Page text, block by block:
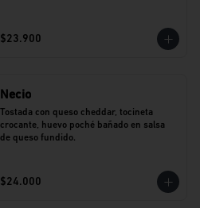
$23.900
Necio
Tostada con queso cheddar, tocineta
crocante, huevo poché bañado en salsa
de queso fundido.
$24.000